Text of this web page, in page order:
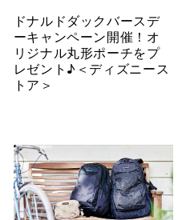
ドナルドダックバースデ
ーキャンペーン開催！オ
リジナル丸形ポーチをプ
レゼント♪＜ディズニース
トア＞